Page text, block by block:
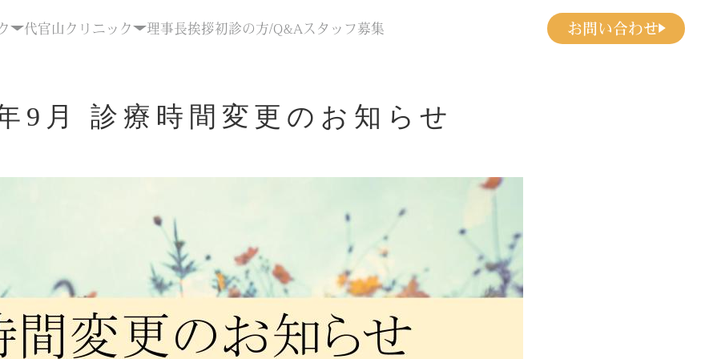
代官山クリニック 理事長挨拶初診の方/Q&A スタッフ募集 お問い合わせ
9月 診療時間変更のお知らせ